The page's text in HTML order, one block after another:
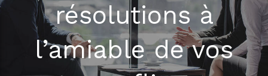
résolutions à
l’amiable de vos